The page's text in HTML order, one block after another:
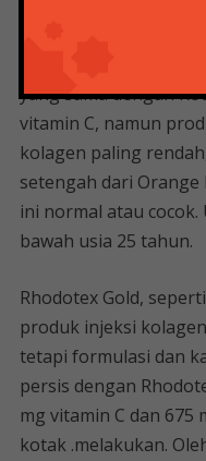
Blue Rodotex
yang sama dengan
vitamin C, namun
kolagen paling
setengah dari Orange
ini normal atau
bawah usia 25 tahun.
Rhodotex Gold,
produk injeksi
tetapi formulasi dan
persis dengan
mg vitamin C dan 675
kotak .melakukan.